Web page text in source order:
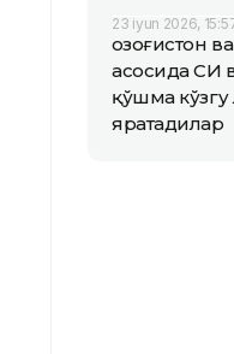
23 iyun 2026,
Қозоғистон
асосида СИ
қўшма
яратадилар